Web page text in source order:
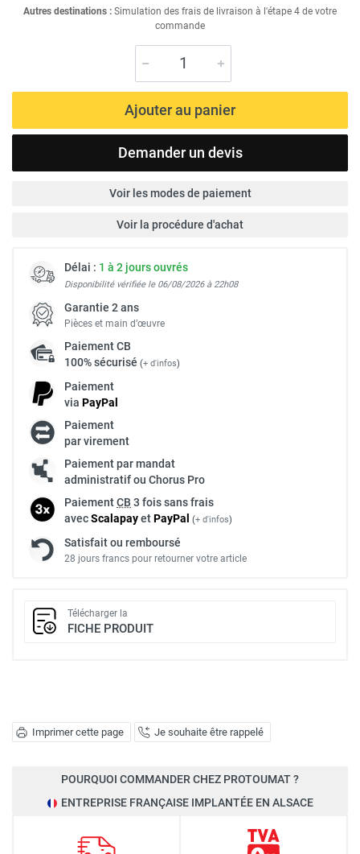
Imprimer cette page Je souhaite être rappelé
Autres destinations : Simulation des frais de livraison à l'étape 4 de votre
commande
Ajouter au panier
Demander un devis
Voir les modes de paiement
Voir la procédure d'achat
Délai : 1 à 2 jours ouvrés
Disponibilité vérifiée le 06/08/2026 à 22h08
Garantie 2 ans
Pièces et main d’œuvre
PaiementCB
100% sécurisé (+ d'infos)
Paiement
via PayPal
Paiement
par virement
Paiement par mandat
administratif ou Chorus Pro
PaiementCB 3 fois sans frais
avecScalapayetPayPal (+ d'infos)
Satisfait ou remboursé
28 jours francs pour retourner votre article
Télécharger la
FICHE PRODUIT
POURQUOI COMMANDER CHEZ PROTOUMAT ?
ENTREPRISE FRANÇAISE IMPLANTÉE EN ALSACE